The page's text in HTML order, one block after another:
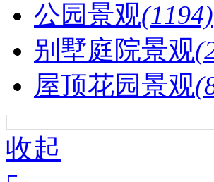
公园景观(1194)
别墅庭院景观
屋顶花园景观
收起